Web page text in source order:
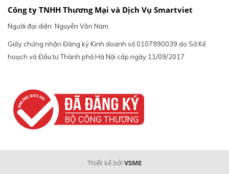
Công ty TNHH Thương Mại và Dịch Vụ Smartviet
Người đại diện: Nguyễn Văn Nam.
Giấy chứng nhận Đăng ký Kinh doanh số 0107990039 do Sở Kế
hoạch và Đầu tư Thành phố Hà Nội cấp ngày 11/09/2017
Thiết kế bởi VSME